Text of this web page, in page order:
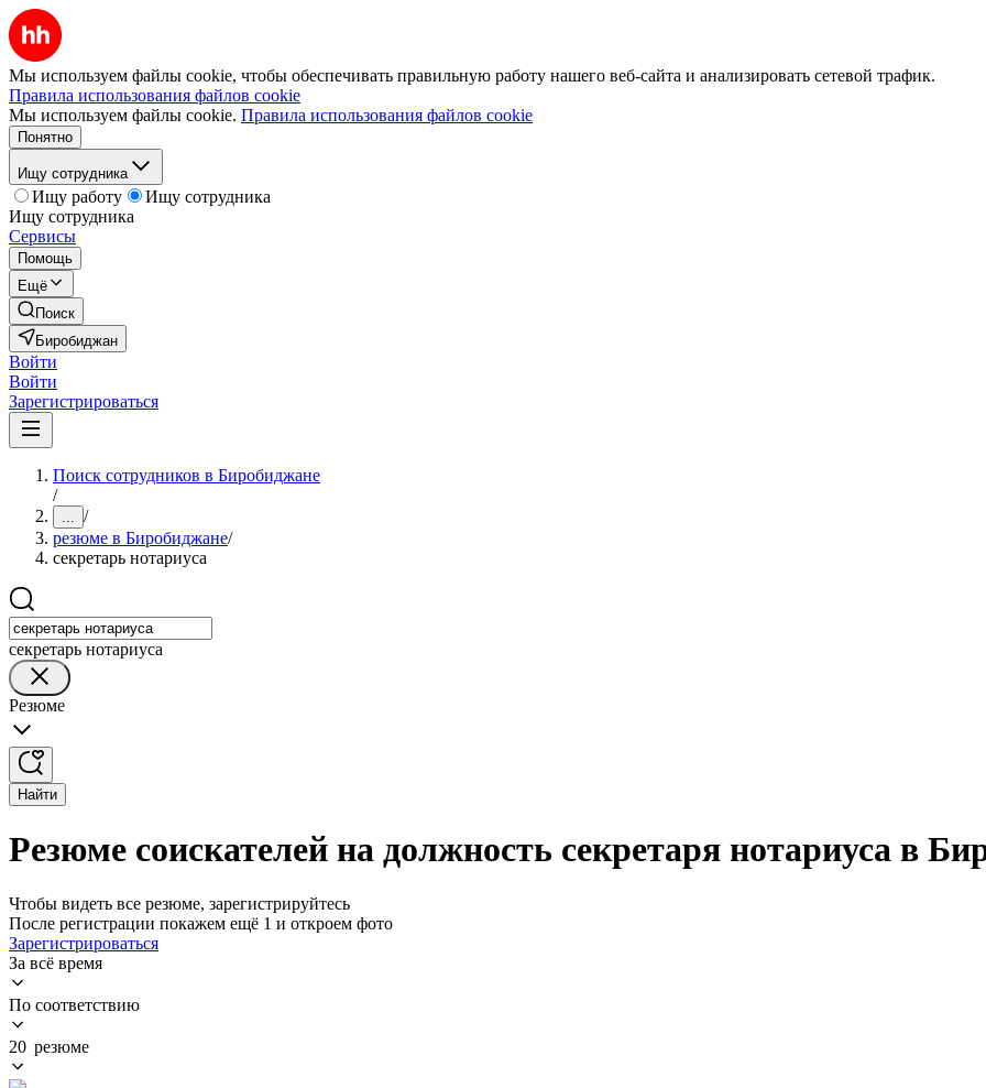
Мы используем файлы cookie, чтобы обеспечивать правильную работу нашего веб-сайта и анализировать сетевой трафик.
Правила использования файлов cookie
Мы используем файлы cookie. Правила использования файлов cookie
Понятно
Ищу сотрудника
Ищу работу
Ищу сотрудника
Ищу сотрудника
Сервисы
Помощь
Ещё
Поиск
Биробиджан
Войти
Войти
Зарегистрироваться
Поиск сотрудников в Биробиджане
/
... /
резюме в Биробиджане/
секретарь нотариуса
секретарь нотариуса
Резюме
Найти
Резюме соискателей на должность секретаря нотариуса в
Чтобы видеть все резюме, зарегистрируйтесь
После регистрации покажем ещё 1 и откроем фото
Зарегистрироваться
За всё время
По соответствию
20 резюме